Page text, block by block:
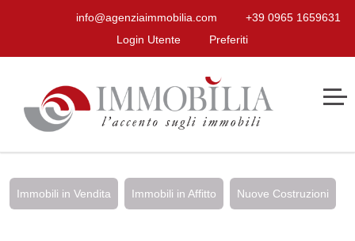
info@agenziaimmobilia.com
+39 0965 1659631
Login Utente
Preferiti
Immobili in Vendita Immobili in Affitto Nuove Costruzioni